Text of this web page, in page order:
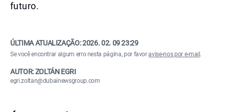
futuro.
ÚLTIMA ATUALIZAÇÃO:2026. 02. 09 23:29
Se você encontrar algum erro nesta página, por favoravise-nos por e-mail .
AUTOR: ZOLTÁN EGRI
egri.zoltan@dubainewsgroup.com